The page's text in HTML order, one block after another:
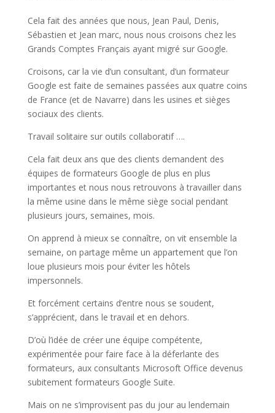
Cela fait des années que nous, Jean Paul, Denis,
Sébastien et Jean marc, nous nous croisons chez les
Grands Comptes Français ayant migré sur Google.
Croisons, car la vie d’un consultant, d’un formateur
Google est faite de semaines passées aux quatre coins
de France (et de Navarre) dans les usines et sièges
sociaux des clients.
Travail solitaire sur outils collaboratif ….
Cela fait deux ans que des clients demandent des
équipes de formateurs Google de plus en plus
importantes et nous nous retrouvons à travailler dans
la même usine dans le même siège social pendant
plusieurs jours, semaines, mois.
On apprend à mieux se connaître, on vit ensemble la
semaine, on partage même un appartement que l’on
loue plusieurs mois pour éviter les hôtels
impersonnels.
Et forcément certains d’entre nous se soudent,
s’apprécient, dans le travail et en dehors.
D’où l’idée de créer une équipe compétente,
expérimentée pour faire face à la déferlante des
formateurs, aux consultants Microsoft Office devenus
subitement formateurs Google Suite.
Mais on ne s’improvisent pas du jour au lendemain